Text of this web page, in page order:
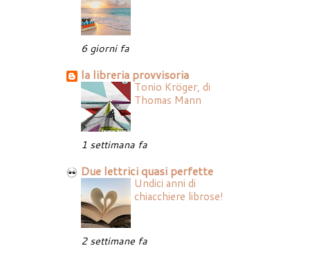
6 giorni fa
la libreria provvisoria
Tonio Kröger, di
Thomas Mann
1 settimana fa
Due lettrici quasi perfette
Undici anni di
chiacchiere librose!
2 settimane fa